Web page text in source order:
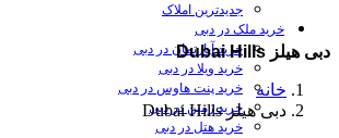
جدیدترین املاک
خرید ملک در دبی
خرید آپارتمان در دبی
خرید ویلا در دبی
خرید پنت هاوس در دبی
خرید زمین در دبی
خرید هتل در دبی
دبی هیلز Dubai Hills
خانه
دبی هیلز Dubai Hills